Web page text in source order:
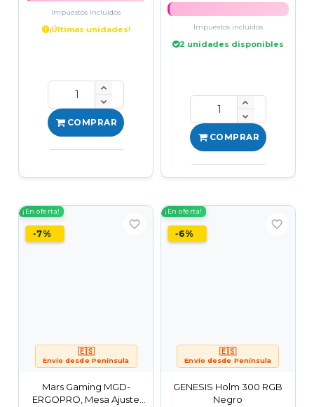
Impuestos incluidos
¡Últimas unidades!
COMPRAR
Impuestos incluidos
2 unidades disponibles
COMPRAR
¡En oferta!
-7%
🇪🇸
Envío desde Península
favorite_border
Mars Gaming MGD-
ERGOPRO, Mesa Ajuste
¡En oferta!
-6%
🇪🇸
Envío desde Península
favorite_border
GENESIS Holm 300 RGB
Negro